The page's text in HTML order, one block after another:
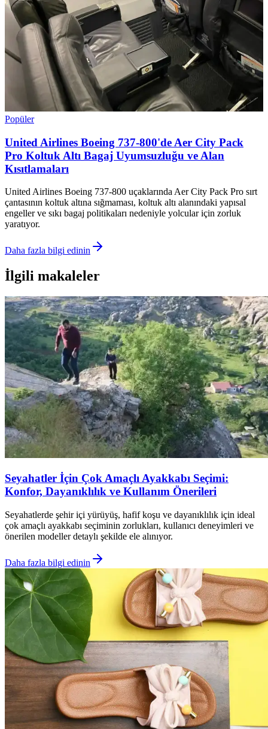
Popüler
United Airlines Boeing 737-800'de Aer City Pack
Pro Koltuk Altı Bagaj Uyumsuzluğu ve Alan
Kısıtlamaları
United Airlines Boeing 737-800 uçaklarında Aer City Pack Pro sırt
çantasının koltuk altına sığmaması, koltuk altı alanındaki yapısal
engeller ve sıkı bagaj politikaları nedeniyle yolcular için zorluk
yaratıyor.
Daha fazla bilgi edinin
İlgili makaleler
Seyahatler İçin Çok Amaçlı Ayakkabı Seçimi:
Konfor, Dayanıklılık ve Kullanım Önerileri
Seyahatlerde şehir içi yürüyüş, hafif koşu ve dayanıklılık için ideal
çok amaçlı ayakkabı seçiminin zorlukları, kullanıcı deneyimleri ve
önerilen modeller detaylı şekilde ele alınıyor.
Daha fazla bilgi edinin